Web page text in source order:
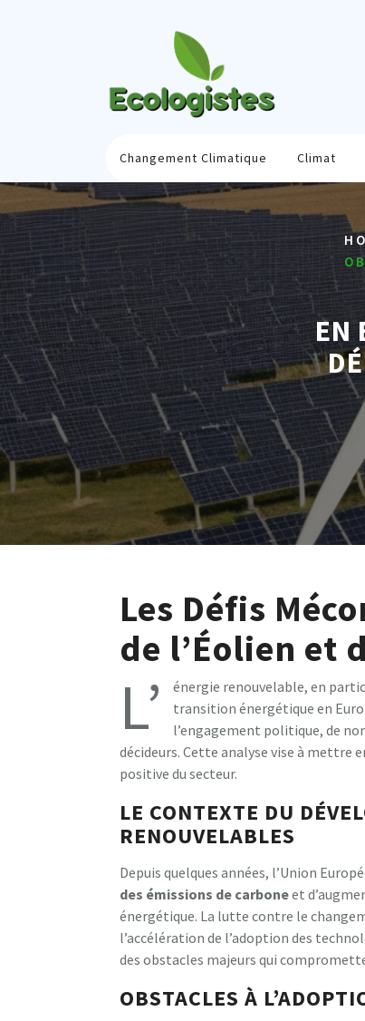
Changement Climatique Climat
EN
Les Défis
de l’Éolien et
L’
énergie renouvelable, en
transition énergétique en
l’engagement politique, de
décideurs. Cette analyse vise à mettre
positive du secteur.
LE CONTEXTE DU
RENOUVELABLES
Depuis quelques années, l’Union
des émissions de carboneet
énergétique. La lutte contre le
l’accélération de l’adoption des
des obstacles majeurs qui
OBSTACLES À